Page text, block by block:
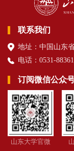
联系我们
地址：中国山东
电话：0531-
订阅微信公众
山东大学官微